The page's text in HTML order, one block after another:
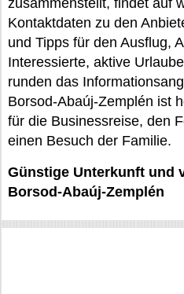
zusammenstellt, findet auf
Kontaktdaten zu den
und Tipps für den Ausflug,
Interessierte, aktive
runden das
Borsod-Abaúj-Zemplén ist
für die Businessreise, den
einen Besuch der Familie.
Günstige Unterkunft und
Borsod-Abaúj-Zemplén